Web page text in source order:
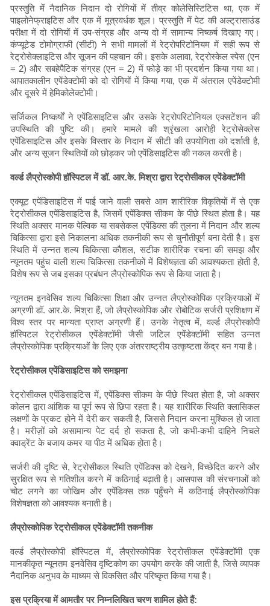
प्रस्तुति में नैदानिक ​​निदान दो रोगियों में तीव्र कोलेसिस्टिटिस था, एक में
पाइलोनेफ्राइटिस और एक में मूत्रवर्धक शूल। प्रस्तुति में पेट की अल्ट्रासाउंड
परीक्षा में दो रोगियों में उप-संग्रह और अन्य दो में सामान्य निष्कर्ष दिखाए गए।
कंप्यूटेड टोमोग्राफी (सीटी) ने सभी मामलों में रेट्रोपरिटोनियम में सही रूप से
रेट्रोसेक्लाइटिस और सूजन की पहचान की। इसके अलावा, रेट्रोस्केल स्पेस (एन
= 2) और सबहेपैटिक संग्रह (एन = 2) में फोड़े का भी प्रदर्शन किया गया था।
आपातकालीन एपेंडेक्टोमी को दो रोगियों में किया गया, एक में अंतराल एपेंडेक्टोमी
और दूसरे में हेमिकोलेक्टोमी।
सर्जिकल निष्कर्षों ने एपेंडिसाइटिस और उसके रेट्रोपरिटोनियल एक्सटेंशन की
उपस्थिति की पुष्टि की। हमारे मामले की श्रृंखला आरोही रेट्रोसेक्लेस
एपेंडिसाइटिस और इसके विस्तार के निदान में सीटी की उपयोगिता को दर्शाती है,
और अन्य सूजन स्थितियों को छोड़कर जो एपेंडिसाइटिस की नकल करती है।
वर्ल्ड लैप्रोस्कोपी हॉस्पिटल में डॉ. आर.के. मिश्रा द्वारा रेट्रोसीकल एपेंडेक्टॉमी
एक्यूट एपेंडिसाइटिस में पाई जाने वाली सबसे आम शारीरिक विकृतियों में से एक
रेट्रोसीकल एपेंडिसाइटिस है, जिसमें एपेंडिक्स सीकम के पीछे स्थित होता है। यह
स्थिति अक्सर मानक पेल्विक या सबसेकल एपेंडिक्स की तुलना में निदान और शल्य
चिकित्सा द्वारा इसे निकालना अधिक तकनीकी रूप से चुनौतीपूर्ण बना देती है। इस
स्थिति में उन्नत शल्य चिकित्सा कौशल, सटीक शारीरिक रचना की समझ और
न्यूनतम पहुंच वाली शल्य चिकित्सा तकनीकों में विशेषज्ञता की आवश्यकता होती है,
विशेष रूप से जब इसका प्रबंधन लैप्रोस्कोपिक रूप से किया जाता है।
न्यूनतम इनवेसिव शल्य चिकित्सा शिक्षा और उन्नत लैप्रोस्कोपिक प्रक्रियाओं में
अग्रणी डॉ. आर.के. मिश्रा हैं, जो लैप्रोस्कोपिक और रोबोटिक सर्जरी प्रशिक्षण में
विश्व स्तर पर मान्यता प्राप्त अग्रणी हैं। उनके नेतृत्व में, वर्ल्ड लैप्रोस्कोपी
हॉस्पिटल रेट्रोसीकल एपेंडेक्टॉमी जैसी जटिल एपेंडेक्टॉमी सहित उन्नत
लैप्रोस्कोपिक प्रक्रियाओं के लिए एक अंतरराष्ट्रीय उत्कृष्टता केंद्र बन गया है।
रेट्रोसीकल एपेंडिसाइटिस को समझना
रेट्रोसीकल एपेंडिसाइटिस में, एपेंडिक्स सीकम के पीछे स्थित होता है, जो अक्सर
कोलन द्वारा आंशिक या पूर्ण रूप से छिपा रहता है। यह शारीरिक स्थिति क्लासिकल
लक्षणों के प्रकट होने में देरी कर सकती है, जिससे निदान करना मुश्किल हो जाता
है। मरीज़ों को असामान्य पेट दर्द हो सकता है, जो कभी-कभी दाहिने निचले
क्वाड्रेंट के बजाय कमर या पीठ में अधिक होता है।
सर्जरी की दृष्टि से, रेट्रोसीकल स्थिति एपेंडिक्स को देखने, विच्छेदित करने और
सुरक्षित रूप से गतिशील करने में कठिनाई बढ़ाती है। आसपास की संरचनाओं को
चोट लगने का जोखिम और एपेंडिक्स तक पहुँचने में कठिनाई लैप्रोस्कोपिक
विशेषज्ञता को आवश्यक बनाती है।
लैप्रोस्कोपिक रेट्रोसीकल एपेंडेक्टॉमी तकनीक
वर्ल्ड लैप्रोस्कोपी हॉस्पिटल में, लैप्रोस्कोपिक रेट्रोसीकल एपेंडेक्टॉमी एक
मानकीकृत न्यूनतम इनवेसिव दृष्टिकोण का उपयोग करके की जाती है, जिसे व्यापक
नैदानिक अनुभव के माध्यम से विकसित और परिष्कृत किया गया है।
इस प्रक्रिया में आमतौर पर निम्नलिखित चरण शामिल होते हैं: